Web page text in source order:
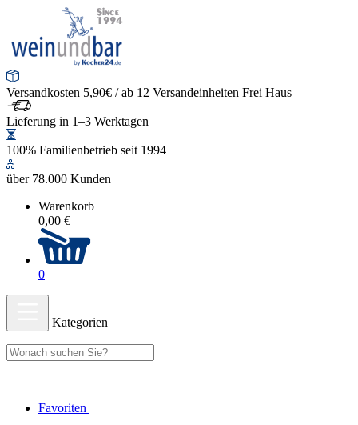
Versandkosten 5,90€ / ab 12 Versandeinheiten Frei Haus
Lieferung in 1–3 Werktagen
100% Familienbetrieb seit 1994
über 78.000 Kunden
Warenkorb
0,00 €
0
Kategorien
Favoriten